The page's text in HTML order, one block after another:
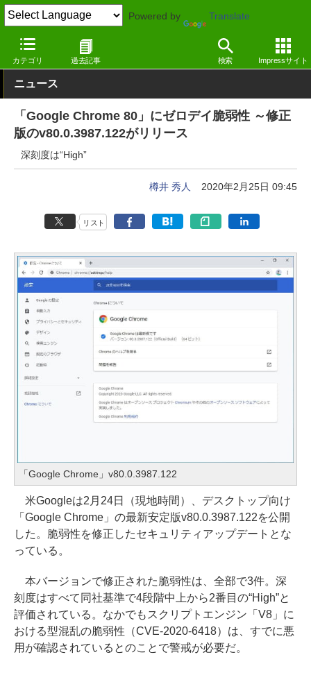
Powered by Translate
カテゴリ 過去記事 検索 Impressサイト
窓の杜 セキュリティ
ニュース
「Google Chrome 80」にゼロデイ脆弱性 ～修正
版のv80.0.3987.122がリリース
深刻度は“High”
樽井 秀人 2020年2月25日 09:45
リスト
「Google Chrome」v80.0.3987.122
米Googleは2月24日（現地時間）、デスクトップ向け
「Google Chrome」の最新安定版v80.0.3987.122を公開
した。脆弱性を修正したセキュリティアップデートとな
っている。
本バージョンで修正された脆弱性は、全部で3件。深
刻度はすべて同社基準で4段階中上から2番目の“High”と
評価されている。なかでもスクリプトエンジン「V8」に
おける型混乱の脆弱性（CVE-2020-6418）は、すでに悪
用が確認されているとのことで警戒が必要だ。